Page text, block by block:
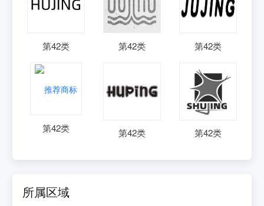
第42类 第42类 第42类
第42类 第42类 第42类
所属区域